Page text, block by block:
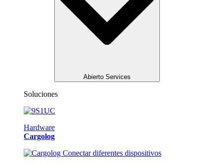
Abierto Services
Soluciones
Hardware
Cargolog